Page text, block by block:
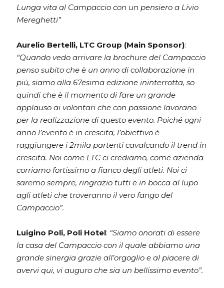
Lunga vita al Campaccio con un pensiero a Livio
Mereghetti”
Aurelio Bertelli, LTC Group (Main Sponsor):
“Quando vedo arrivare la brochure del Campaccio
penso subito che è un anno di collaborazione in
più, siamo alla 67esima edizione ininterrotta, so
quindi che è il momento di fare un grande
applauso ai volontari che con passione lavorano
per la realizzazione di questo evento. Poiché ogni
anno l’evento è in crescita, l’obiettivo è
raggiungere i 2mila partenti cavalcando il trend in
crescita. Noi come LTC ci crediamo, come azienda
corriamo fortissimo a fianco degli atleti. Noi ci
saremo sempre, ringrazio tutti e in bocca al lupo
agli atleti che troveranno il vero fango del
Campaccio”.
Luigino Poli, Poli Hotel: “Siamo onorati di essere
la casa del Campaccio con il quale abbiamo una
grande sinergia grazie all’orgoglio e al piacere di
avervi qui, vi auguro che sia un bellissimo evento”.